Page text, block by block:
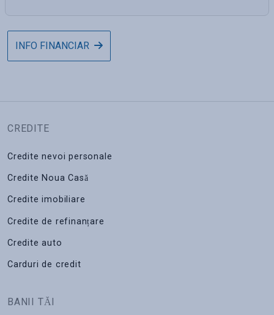
INFO FINANCIAR
CREDITE
Credite nevoi personale
Credite Noua Casă
Credite imobiliare
Credite de refinanțare
Credite auto
Carduri de credit
BANII TĂI